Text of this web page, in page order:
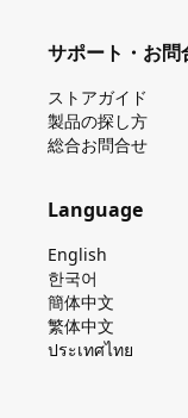
サポート・お問
ストアガイド
製品の探し⽅
総合お問合せ
Language
English
한국어
簡体中文
繁体中文
ประเทศไทย